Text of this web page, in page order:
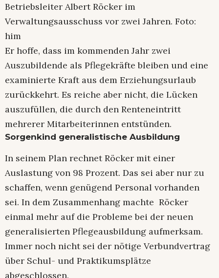
Betriebsleiter Albert Röcker im
Verwaltungsausschuss vor zwei Jahren. Foto:
him
Er hoffe, dass im kommenden Jahr zwei
Auszubildende als Pflegekräfte bleiben und eine
examinierte Kraft aus dem Erziehungsurlaub
zurückkehrt. Es reiche aber nicht, die Lücken
auszufüllen, die durch den Renteneintritt
mehrerer Mitarbeiterinnen entstünden.
Sorgenkind generalistische Ausbildung
In seinem Plan rechnet Röcker mit einer
Auslastung von 98 Prozent. Das sei aber nur zu
schaffen, wenn genügend Personal vorhanden
sei. In dem Zusammenhang machte Röcker
einmal mehr auf die Probleme bei der neuen
generalisierten Pflegeausbildung aufmerksam.
Immer noch nicht sei der nötige Verbundvertrag
über Schul- und Praktikumsplätze
abgeschlossen.